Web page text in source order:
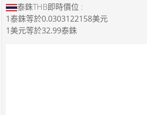
泰銖THB即時價位 :
1泰銖等於0.0303122158美元
1美元等於32.99泰銖